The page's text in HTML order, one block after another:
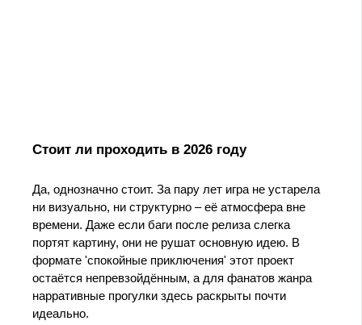
Стоит ли проходить в 2026 году
Да, однозначно стоит. За пару лет игра не устарела
ни визуально, ни структурно – её атмосфера вне
времени. Даже если баги после релиза слегка
портят картину, они не рушат основную идею. В
формате 'спокойные приключения' этот проект
остаётся непревзойдённым, а для фанатов жанра
нарративные прогулки здесь раскрыты почти
идеально.